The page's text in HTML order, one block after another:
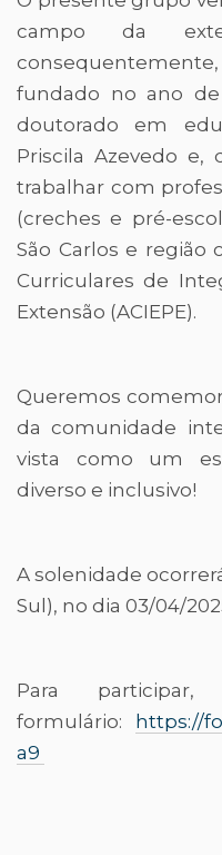
campo da
consequentemente,
fundado no ano
doutorado em
Priscila Azevedo e,
trabalhar com
(creches e pré-
São Carlos e região
Curriculares de
Extensão (ACIEPE).
Queremos
da comunidade
vista como um
diverso e inclusivo!
A solenidade
Sul), no dia 03/04/
Para
formulário:
https://
a9